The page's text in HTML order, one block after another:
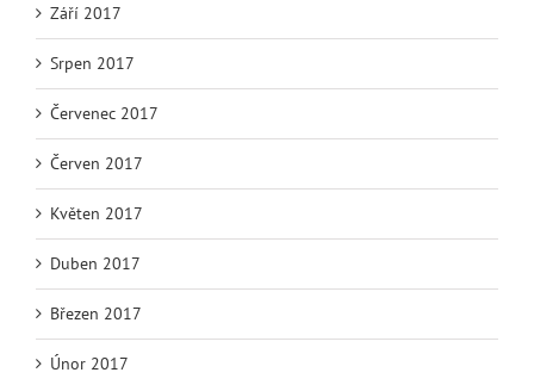
Září 2017
Srpen 2017
Červenec 2017
Červen 2017
Květen 2017
Duben 2017
Březen 2017
Únor 2017